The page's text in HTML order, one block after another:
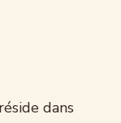
dans